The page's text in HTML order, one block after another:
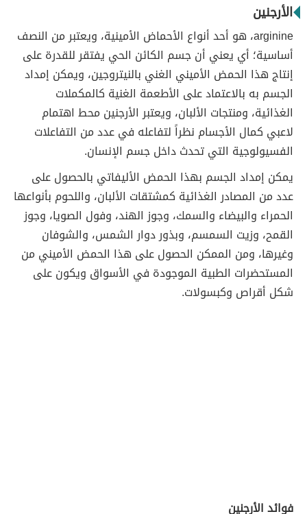
الأرجنين
arginine، هو أحد أنواع الأحماض الأمينية، ويعتبر من النصف
أساسية؛ أي يعني أن جسم الكائن الحي يفتقر للقدرة على
إنتاج هذا الحمض الأميني الغني بالنيتروجين، ويمكن إمداد
الجسم به بالاعتماد على الأطعمة الغنية كالمكملات
الغذائية، ومنتجات الألبان، ويعتبر الأرجنين محط اهتمام
لاعبي كمال الأجسام نظراً لتفاعله في عدد من التفاعلات
الفسيولوجية التي تحدث داخل جسم الإنسان.
يمكن إمداد الجسم بهذا الحمض الأليفاتي بالحصول على
عدد من المصادر الغذائية كمشتقات الألبان، واللحوم بأنواعها
الحمراء والبيضاء والسمك، وجوز الهند، وفول الصويا، وجوز
القمح، وزيت السمسم، وبذور دوار الشمس، والشوفان
وغيرها، ومن الممكن الحصول على هذا الحمض الأميني من
المستحضرات الطبية الموجودة في الأسواق ويكون على
شكل أقراص وكبسولات.
فوائد الأرجنين